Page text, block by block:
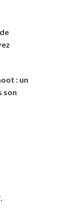
: un
son